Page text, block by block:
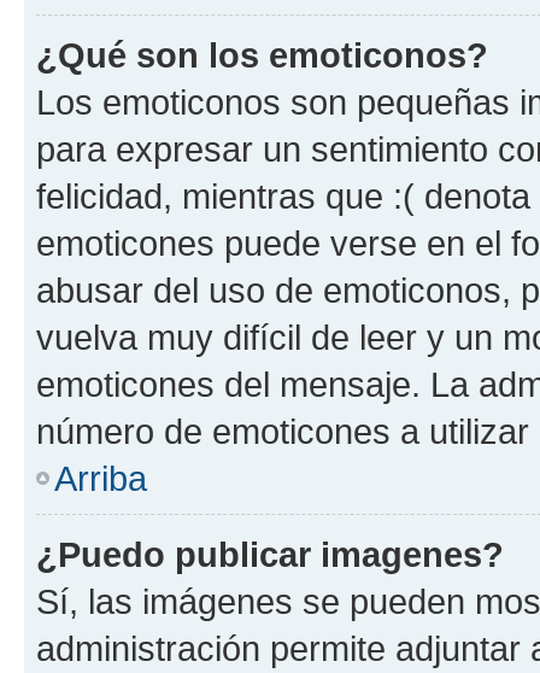
¿Qué son los emoticonos?
Los emoticonos son pequeñas
para expresar un sentimiento
felicidad, mientras que :(
emoticones puede verse en el
abusar del uso de emoticonos,
vuelva muy difícil de leer y un
emoticones del mensaje. La
número de emoticones a
Arriba
¿Puedo publicar imagenes?
Sí, las imágenes se pueden
administración permite